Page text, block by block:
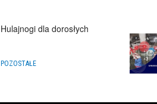
Hulajnogi dla dorosłych
POZOSTAŁE